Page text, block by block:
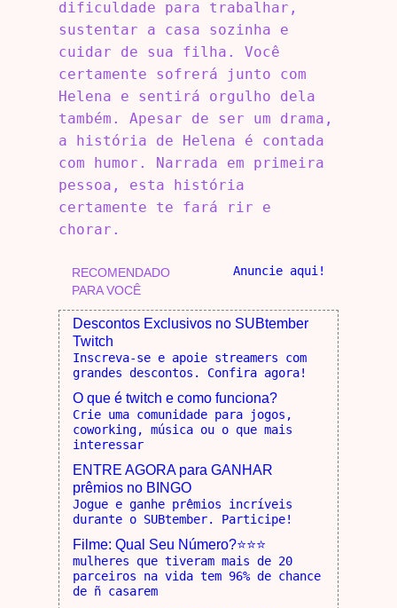
dificuldade para trabalhar,
sustentar a casa sozinha e
cuidar de sua filha. Você
certamente sofrerá junto com
Helena e sentirá orgulho dela
também. Apesar de ser um drama,
a história de Helena é contada
com humor. Narrada em primeira
pessoa, esta história
certamente te fará rir e
chorar.
RECOMENDADO
PARA VOCÊ
Anuncie aqui!
Descontos Exclusivos no SUBtember
Twitch
Inscreva-se e apoie streamers com
grandes descontos. Confira agora!
O que é twitch e como funciona?
Crie uma comunidade para jogos,
coworking, música ou o que mais
interessar
ENTRE AGORA para GANHAR
prêmios no BINGO
Jogue e ganhe prêmios incríveis
durante o SUBtember. Participe!
Filme: Qual Seu Número?⭐⭐⭐
mulheres que tiveram mais de 20
parceiros na vida tem 96% de chance
de ñ casarem